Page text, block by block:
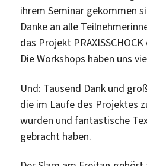
ihrem Seminar gekommen
Danke an alle
das Projekt
Die Workshops haben uns
Und: Tausend Dank und
die im Laufe des Projektes
wurden und fantastische
gebracht haben.